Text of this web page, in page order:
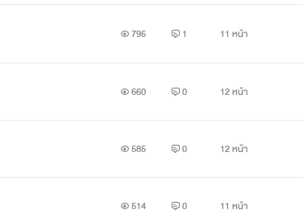
795 1 11 หน้า
660 0 12 หน้า
585 0 12 หน้า
514 0 11 หน้า